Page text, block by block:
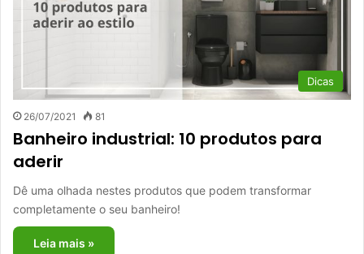
Dicas
26/07/2021 81
Banheiro industrial: 10 produtos para
aderir
Dê uma olhada nestes produtos que podem transformar
completamente o seu banheiro!
Leia mais »